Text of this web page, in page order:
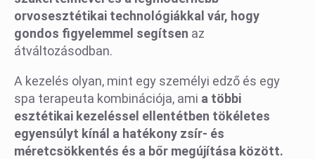
orvosesztétikai technológiákkal vár, hogy
gondos figyelemmel segítsen az
átváltozásodban.
A kezelés olyan, mint egy személyi edző és egy
spa terapeuta kombinációja, ami a többi
esztétikai kezeléssel ellentétben tökéletes
egyensúlyt kínál a hatékony zsír- és
méretcsökkentés és a bőr megújítása között.